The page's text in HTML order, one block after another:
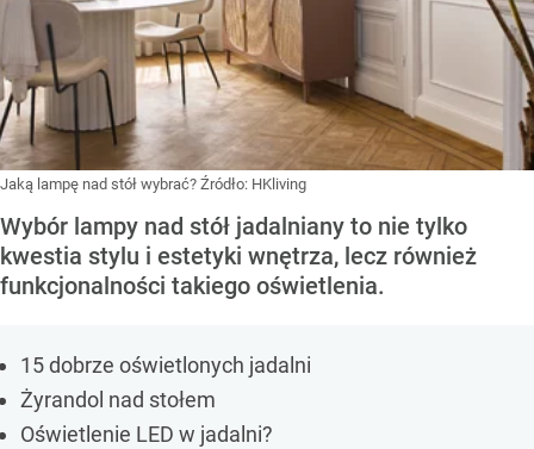
Jaką lampę nad stół wybrać? Źródło: HKliving
Wybór lampy nad stół jadalniany to nie tylko
kwestia stylu i estetyki wnętrza, lecz również
funkcjonalności takiego oświetlenia.
15 dobrze oświetlonych jadalni
Żyrandol nad stołem
Oświetlenie LED w jadalni?